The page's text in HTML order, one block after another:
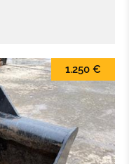
1.250 €